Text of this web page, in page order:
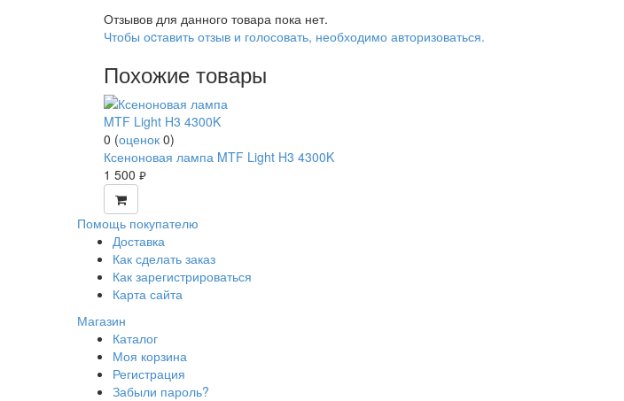
Отзывов для данного товара пока нет.
Чтобы оcтавить отзыв и голосовать, необходимо авторизоваться.
Похожие товары
0 (оценок 0)
Ксеноновая лампа MTF Light H3 4300K
1 500 руб.
Помощь покупателю
Доставка
Как сделать заказ
Как зарегистрироваться
Карта сайта
Магазин
Каталог
Моя корзина
Регистрация
Забыли пароль?